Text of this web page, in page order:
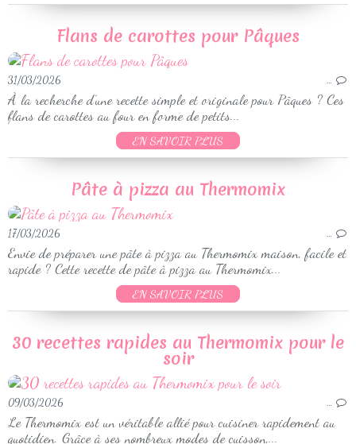
Flans de carottes pour Pâques
31/03/2026 …
À la recherche d’une recette simple et originale pour Pâques ? Ces
flans de carottes au four en forme de petits...
EN SAVOIR PLUS
Pâte à pizza au Thermomix
17/03/2026 …
Envie de préparer une pâte à pizza au Thermomix maison, facile et
rapide ? Cette recette de pâte à pizza au Thermomix...
EN SAVOIR PLUS
30 recettes rapides au Thermomix pour le
soir
09/03/2026 …
Le Thermomix est un véritable allié pour cuisiner rapidement au
quotidien. Grâce à ses nombreux modes de cuisson,...